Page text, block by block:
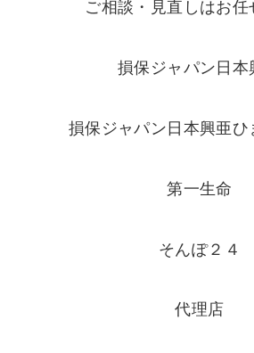
ご相談・見直しはお任
損保ジャパン日本
損保ジャパン日本興亜ひ
第一生命
そんぽ２４
代理店